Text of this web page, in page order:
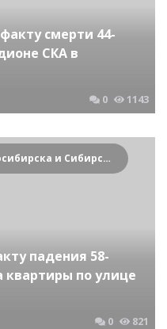
смерти 44-
СКА в
0 1143
Криминальные новости Новосибирска и Сибирского региона
падения 58-
по улице
0 821